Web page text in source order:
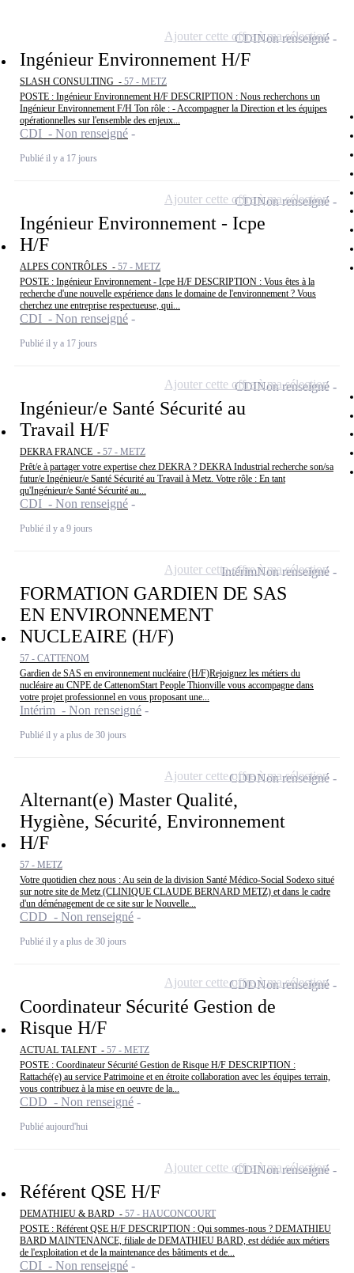
Ingénieur Environnement H/F
SLASH CONSULTING - 57 - METZ
POSTE : Ingénieur Environnement H/F DESCRIPTION : Nous recherchons un
Ingénieur Environnement F/H Ton rôle : - Accompagner la Direction et les équipes
opérationnelles sur l'ensemble des enjeux...
CDI - Non renseigné
Publié il y a 17 jours
CDINon renseigné
Ajouter cette offre à ma sélection
Ingénieur Environnement - Icpe
H/F
ALPES CONTRÔLES - 57 - METZ
POSTE : Ingénieur Environnement - Icpe H/F DESCRIPTION : Vous êtes à la
recherche d'une nouvelle expérience dans le domaine de l'environnement ? Vous
cherchez une entreprise respectueuse, qui...
CDI - Non renseigné
Publié il y a 17 jours
CDINon renseigné
Ajouter cette offre à ma sélection
Ingénieur/e Santé Sécurité au
Travail H/F
DEKRA FRANCE - 57 - METZ
Prêt/e à partager votre expertise chez DEKRA ? DEKRA Industrial recherche son/sa
futur/e Ingénieur/e Santé Sécurité au Travail à Metz. Votre rôle : En tant
qu'Ingénieur/e Santé Sécurité au...
CDI - Non renseigné
Publié il y a 9 jours
CDINon renseigné
Ajouter cette offre à ma sélection
FORMATION GARDIEN DE SAS
EN ENVIRONNEMENT
NUCLEAIRE (H/F)
57 - CATTENOM
Gardien de SAS en environnement nucléaire (H/F)Rejoignez les métiers du
nucléaire au CNPE de CattenomStart People Thionville vous accompagne dans
votre projet professionnel en vous proposant une...
Intérim - Non renseigné
Publié il y a plus de 30 jours
IntérimNon renseigné
Ajouter cette offre à ma sélection
Alternant(e) Master Qualité,
Hygiène, Sécurité, Environnement
H/F
57 - METZ
Votre quotidien chez nous : Au sein de la division Santé Médico-Social Sodexo situé
sur notre site de Metz (CLINIQUE CLAUDE BERNARD METZ) et dans le cadre
d'un déménagement de ce site sur le Nouvelle...
CDD - Non renseigné
Publié il y a plus de 30 jours
CDDNon renseigné
Ajouter cette offre à ma sélection
Coordinateur Sécurité Gestion de
Risque H/F
ACTUAL TALENT - 57 - METZ
POSTE : Coordinateur Sécurité Gestion de Risque H/F DESCRIPTION :
Rattaché(e) au service Patrimoine et en étroite collaboration avec les équipes terrain,
vous contribuez à la mise en oeuvre de la...
CDD - Non renseigné
Publié aujourd'hui
CDDNon renseigné
Ajouter cette offre à ma sélection
Référent QSE H/F
DEMATHIEU & BARD - 57 - HAUCONCOURT
POSTE : Référent QSE H/F DESCRIPTION : Qui sommes-nous ? DEMATHIEU
BARD MAINTENANCE, filiale de DEMATHIEU BARD, est dédiée aux métiers
de l'exploitation et de la maintenance des bâtiments et de...
CDI - Non renseigné
CDINon renseigné
Ajouter cette offre à ma sélection